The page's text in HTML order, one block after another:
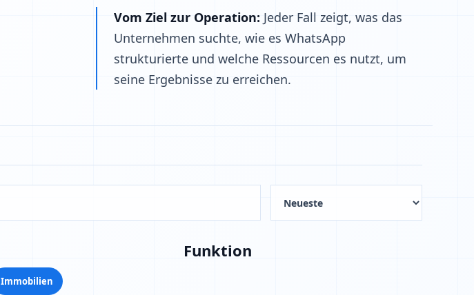
Vom Ziel zur Operation: Jeder Fall zeigt, was das
Unternehmen suchte, wie es WhatsApp
strukturierte und welche Ressourcen es nutzt, um
seine Ergebnisse zu erreichen.
Immobilien
Funktion